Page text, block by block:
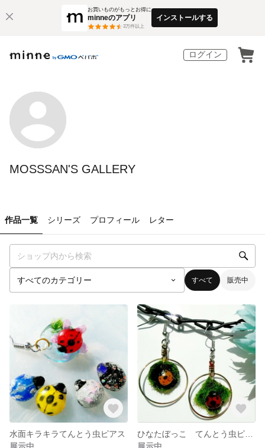
お買いものがもっとお得に
minneのアプリ
3万件以上
インストールする
ログイン
MOSSSAN'S GALLERY
作品一覧 シリーズ プロフィール レター
すべて 販売中
水面キラキラてんとう虫ピアス
展示中
展示中